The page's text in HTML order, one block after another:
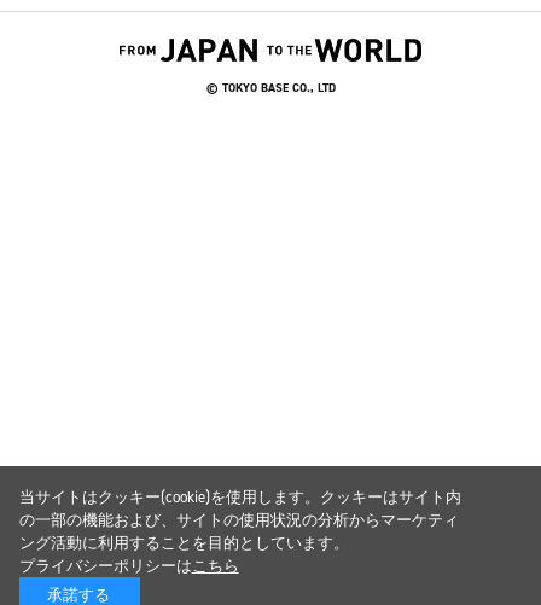
© TOKYO BASE CO., LTD
当サイトはクッキー(cookie)を使用します。クッキーはサイト内
の一部の機能および、サイトの使用状況の分析からマーケティ
ング活動に利用することを目的としています。
プライバシーポリシーはこちら
承諾する